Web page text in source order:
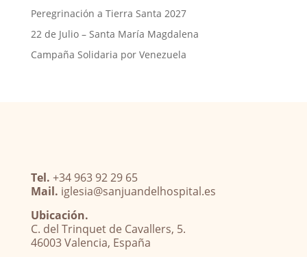
Peregrinación a Tierra Santa 2027
22 de Julio – Santa María Magdalena
Campaña Solidaria por Venezuela
Tel. +34 963 92 29 65
Mail. iglesia@sanjuandelhospital.es
Ubicación.
C. del Trinquet de Cavallers, 5.
46003 Valencia, España